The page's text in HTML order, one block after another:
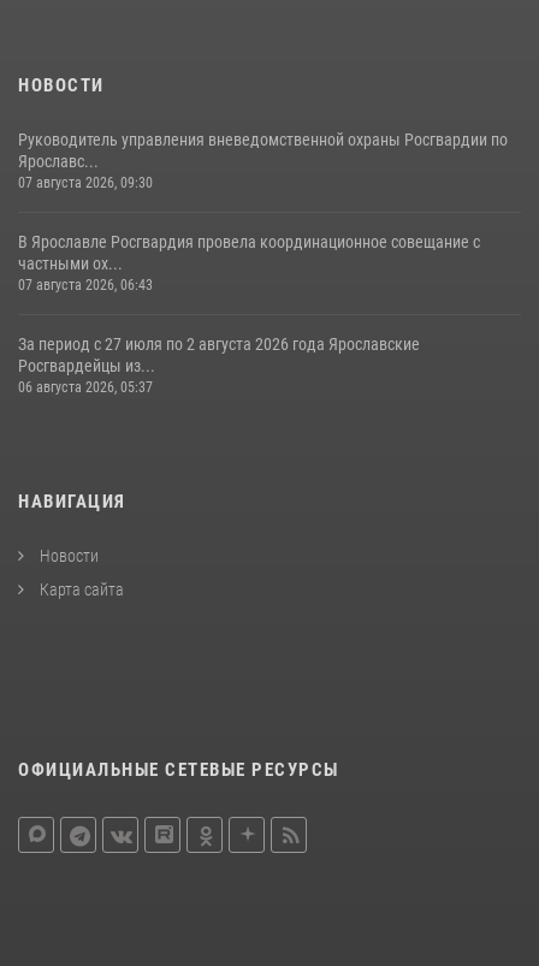
НОВОСТИ
Руководитель управления вневедомственной охраны Росгвардии по
Ярославс...
07 августа 2026, 09:30
В Ярославле Росгвардия провела координационное совещание с
частными ох...
07 августа 2026, 06:43
За период с 27 июля по 2 августа 2026 года Ярославские
Росгвардейцы из...
06 августа 2026, 05:37
НАВИГАЦИЯ
Новости
Карта сайта
ОФИЦИАЛЬНЫЕ СЕТЕВЫЕ РЕСУРСЫ